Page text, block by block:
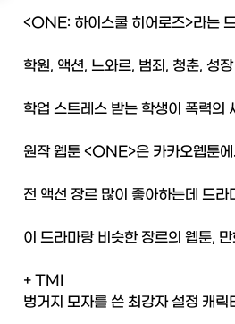
<ONE: 하이스쿨 히어로즈>라는
학원, 액션, 느와르, 범죄, 청춘, 성
학업 스트레스 받는 학생이 폭력의
원작 웹툰 <ONE>은 카카오웹툰
전 액선 장르 많이 좋아하는데 드
이 드라마랑 비슷한 장르의 웹툰,
+ TMI
벙거지 모자를 쓴 최강자 설정 캐